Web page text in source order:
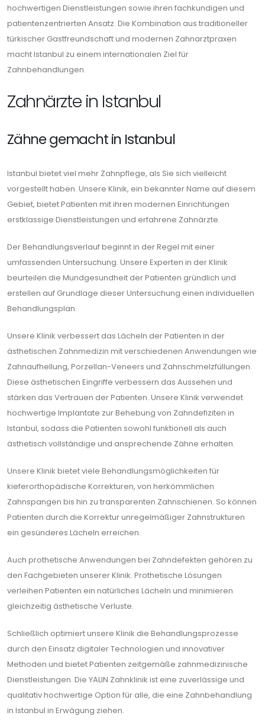
hochwertigen Dienstleistungen sowie ihren fachkundigen und
patientenzentrierten Ansatz. Die Kombination aus traditioneller
türkischer Gastfreundschaft und modernen Zahnarztpraxen
macht Istanbul zu einem internationalen Ziel für
Zahnbehandlungen.
Zahnärzte in Istanbul
Zähne gemacht in Istanbul
Istanbul bietet viel mehr Zahnpflege, als Sie sich vielleicht
vorgestellt haben. Unsere Klinik, ein bekannter Name auf diesem
Gebiet, bietet Patienten mit ihren modernen Einrichtungen
erstklassige Dienstleistungen und erfahrene Zahnärzte.
Der Behandlungsverlauf beginnt in der Regel mit einer
umfassenden Untersuchung. Unsere Experten in der Klinik
beurteilen die Mundgesundheit der Patienten gründlich und
erstellen auf Grundlage dieser Untersuchung einen individuellen
Behandlungsplan.
Unsere Klinik verbessert das Lächeln der Patienten in der
ästhetischen Zahnmedizin mit verschiedenen Anwendungen wie
Zahnaufhellung, Porzellan-Veneers und Zahnschmelzfüllungen.
Diese ästhetischen Eingriffe verbessern das Aussehen und
stärken das Vertrauen der Patienten. Unsere Klinik verwendet
hochwertige Implantate zur Behebung von Zahndefiziten in
Istanbul, sodass die Patienten sowohl funktionell als auch
ästhetisch vollständige und ansprechende Zähne erhalten.
Unsere Klinik bietet viele Behandlungsmöglichkeiten für
kieferorthopädische Korrekturen, von herkömmlichen
Zahnspangen bis hin zu transparenten Zahnschienen. So können
Patienten durch die Korrektur unregelmäßiger Zahnstrukturen
ein gesünderes Lächeln erreichen.
Auch prothetische Anwendungen bei Zahndefekten gehören zu
den Fachgebieten unserer Klinik. Prothetische Lösungen
verleihen Patienten ein natürliches Lächeln und minimieren
gleichzeitig ästhetische Verluste.
Schließlich optimiert unsere Klinik die Behandlungsprozesse
durch den Einsatz digitaler Technologien und innovativer
Methoden und bietet Patienten zeitgemäße zahnmedizinische
Dienstleistungen. Die YALIN Zahnklinik ist eine zuverlässige und
qualitativ hochwertige Option für alle, die eine Zahnbehandlung
in Istanbul in Erwägung ziehen.